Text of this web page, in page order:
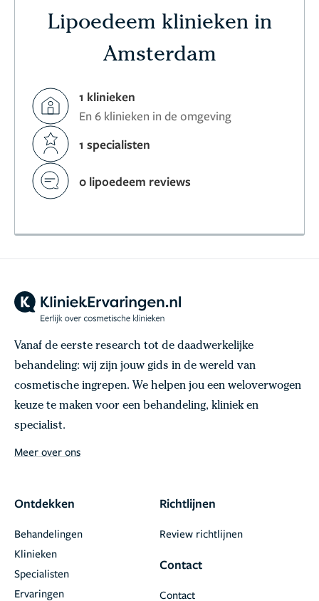
Lipoedeem klinieken in
Amsterdam
1 klinieken
En 6 klinieken in de omgeving
1 specialisten
0 lipoedeem reviews
Vanaf de eerste research tot de daadwerkelijke
behandeling: wij zijn jouw gids in de wereld van
cosmetische ingrepen. We helpen jou een weloverwogen
keuze te maken voor een behandeling, kliniek en
specialist.
Meer over ons
Ontdekken
Behandelingen
Klinieken
Specialisten
Ervaringen
Richtlijnen
Review richtlijnen
Contact
Contact